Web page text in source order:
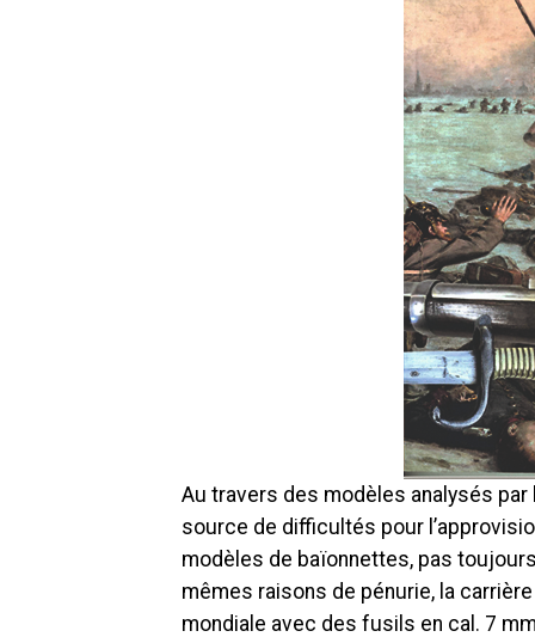
Au travers des modèles analysés
source de difficultés pour
modèles de baïonnettes, pas
mêmes raisons de pénurie, la
mondiale avec des fusils en cal. 7